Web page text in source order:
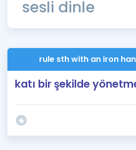
Blog
sesli dinle
rule sth with an iron
katı bir şekilde